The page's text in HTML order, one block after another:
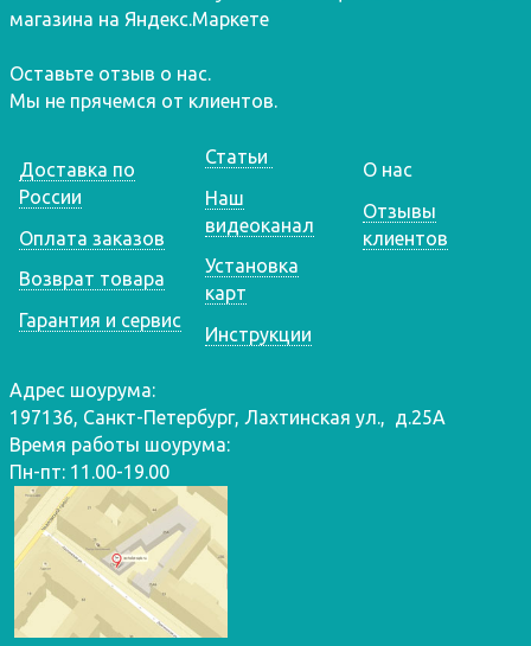
Оставьте отзыв о нас.
Мы не прячемся от клиентов.
Доставка по
России
Оплата заказов
Возврат товара
Гарантия и сервис
Статьи
Наш
видеоканал
Установка
карт
Инструкции
О нас
Отзывы
клиентов
Адрес шоурума:
197136, Санкт-Петербург, Лахтинская ул., д.25А
Время работы шоурума:
Пн-пт: 11.00-19.00